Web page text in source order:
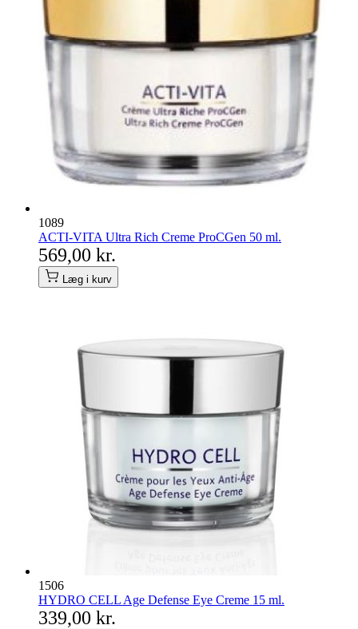
1089
ACTI-VITA Ultra Rich Creme ProCGen 50 ml.
569,00 kr.
Læg i kurv
1506
HYDRO CELL Age Defense Eye Creme 15 ml.
339,00 kr.